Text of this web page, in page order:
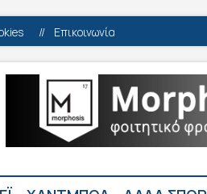
// Επικοινωνία